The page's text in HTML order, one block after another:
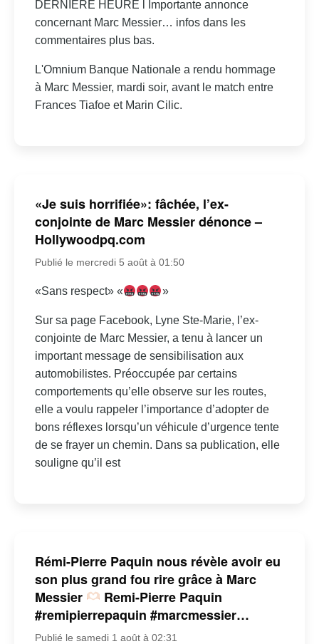
DERNIÈRE HEURE l Importante annonce
concernant Marc Messier… infos dans les
commentaires plus bas.
L'Omnium Banque Nationale a rendu hommage
à Marc Messier, mardi soir, avant le match entre
Frances Tiafoe et Marin Cilic.
«Je suis horrifiée»: fâchée, l’ex-
conjointe de Marc Messier dénonce –
Hollywoodpq.com
Publié le mercredi 5 août à 01:50
«Sans respect» « »
Sur sa page Facebook, Lyne Ste-Marie, l’ex-
conjointe de Marc Messier, a tenu à lancer un
important message de sensibilisation aux
automobilistes. Préoccupée par certains
comportements qu’elle observe sur les routes,
elle a voulu rappeler l’importance d’adopter de
bons réflexes lorsqu’un véhicule d’urgence tente
de se frayer un chemin. Dans sa publication, elle
souligne qu’il est
Rémi-Pierre Paquin nous révèle avoir eu
son plus grand fou rire grâce à Marc
Messier
Remi-Pierre Paquin
#remipierrepaquin #marcmessier…
Publié le samedi 1 août à 02:31